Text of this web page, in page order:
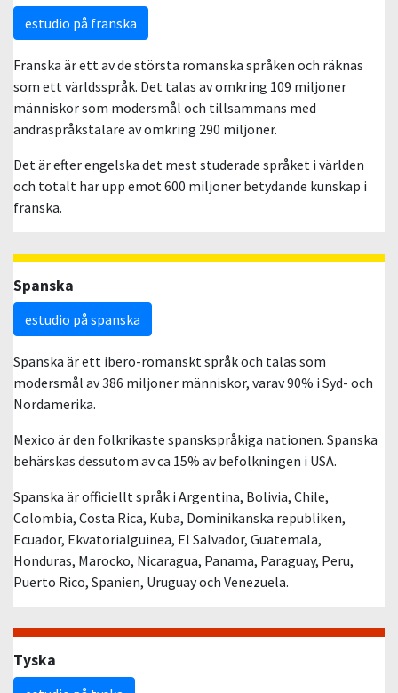
estudio på franska
Franska är ett av de största romanska språken och räknas
som ett världsspråk. Det talas av omkring 109 miljoner
människor som modersmål och tillsammans med
andraspråkstalare av omkring 290 miljoner.
Det är efter engelska det mest studerade språket i världen
och totalt har upp emot 600 miljoner betydande kunskap i
franska.
Spanska
estudio på spanska
Spanska är ett ibero-romanskt språk och talas som
modersmål av 386 miljoner människor, varav 90% i Syd- och
Nordamerika.
Mexico är den folkrikaste spanskspråkiga nationen. Spanska
behärskas dessutom av ca 15% av befolkningen i USA.
Spanska är officiellt språk i Argentina, Bolivia, Chile,
Colombia, Costa Rica, Kuba, Dominikanska republiken,
Ecuador, Ekvatorialguinea, El Salvador, Guatemala,
Honduras, Marocko, Nicaragua, Panama, Paraguay, Peru,
Puerto Rico, Spanien, Uruguay och Venezuela.
Tyska